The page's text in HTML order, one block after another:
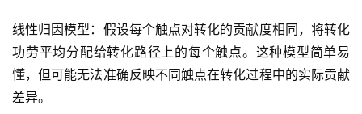
线性归因模型：假设每个触点对转化的贡献度相同，将转化
功劳平均分配给转化路径上的每个触点。这种模型简单易
懂，但可能无法准确反映不同触点在转化过程中的实际贡献
差异。